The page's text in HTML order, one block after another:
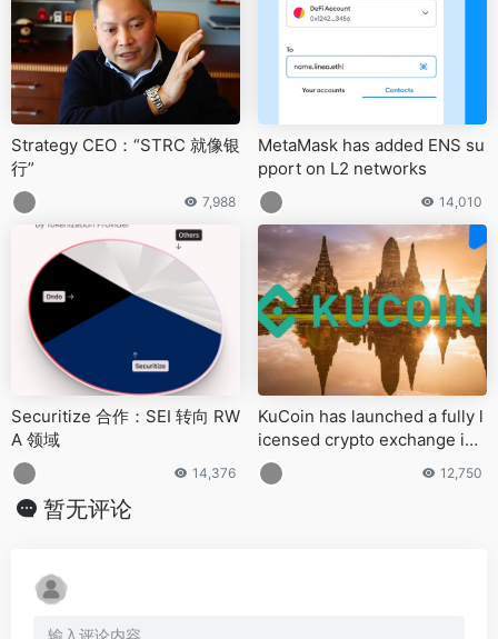
Strategy CEO：“STRC 就像银
行”
7,988
MetaMask has added ENS su
pport on L2 networks
14,010
Securitize 合作：SEI 转向 RW
A 领域
14,376
KuCoin has launched a fully l
icensed crypto exchange in
Thailand
12,750
暂无评论